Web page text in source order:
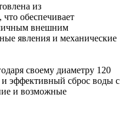
из
обеспечивает
внешним
явления и механические
своему диаметру 120
эффективный сброс воды с
и возможные